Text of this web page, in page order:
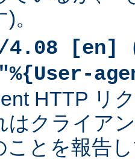
。
4.08 [en]
HTTP リ
はクライア
ことを報告